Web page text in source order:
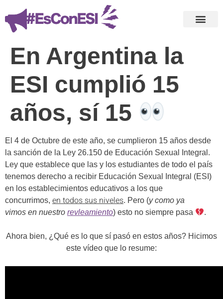
En Argentina la
ESI cumplió 15
años, sí 15
El 4 de Octubre de este año, se cumplieron 15 años desde
la sanción de la Ley 26.150 de Educación Sexual Integral .
Ley que establece que las y los estudiantes de todo el país
tenemos derecho a recibir Educación Sexual Integral (ESI)
en los establecimientos educativos a los que
concurrimos, en todos sus niveles. Pero (y como ya
vimos en nuestro revleamiento) esto no siempre pasa .
Ahora bien, ¿Qué es lo que sí pasó en estos años? Hicimos
este vídeo que lo resume: